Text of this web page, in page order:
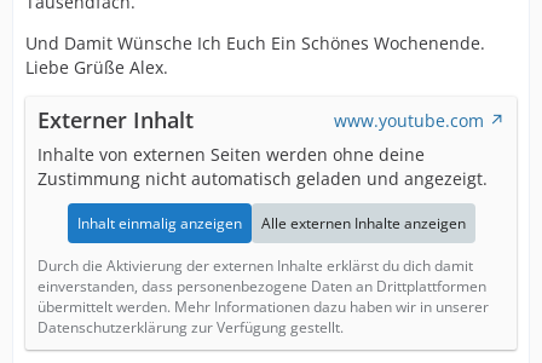
Und Damit Wünsche Ich Euch Ein Schönes Wochenende.
Liebe Grüße Alex.
Externer Inhalt
www.youtube.com
Inhalte von externen Seiten werden ohne deine
Zustimmung nicht automatisch geladen und angezeigt.
Inhalt einmalig anzeigen Alle externen Inhalte anzeigen
Durch die Aktivierung der externen Inhalte erklärst du dich damit
einverstanden, dass personenbezogene Daten an Drittplattformen
übermittelt werden. Mehr Informationen dazu haben wir in unserer
Datenschutzerklärung zur Verfügung gestellt.